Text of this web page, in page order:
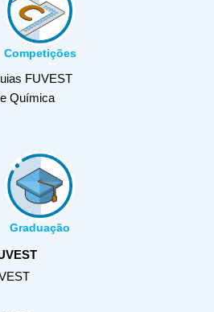
Competições
FUVEST
Química
Graduação